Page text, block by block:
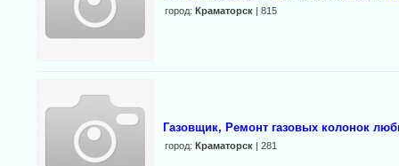
город: Краматорск| 815
Газовщик, Ремонт газовых колонок
город: Краматорск| 281